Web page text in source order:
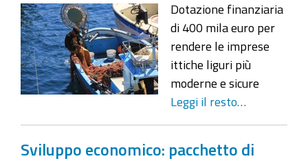
Dotazione finanziaria
di 400 mila euro per
rendere le imprese
ittiche liguri più
moderne e sicure
Leggi il resto…
Sviluppo economico: pacchetto di